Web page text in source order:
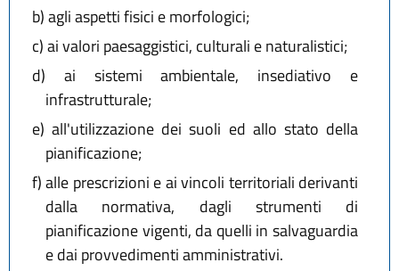
b)agli aspetti fisici e morfologici;
c)ai valori paesaggistici, culturali e naturalistici;
d) ai sistemi ambientale, insediativo e
infrastrutturale;
e) all'utilizzazione dei suoli ed allo stato della
pianificazione;
f)alle prescrizioni e ai vincoli territoriali derivanti
dalla normativa, dagli strumenti di
pianificazione vigenti, da quelli in salvaguardia
e dai provvedimenti amministrativi.